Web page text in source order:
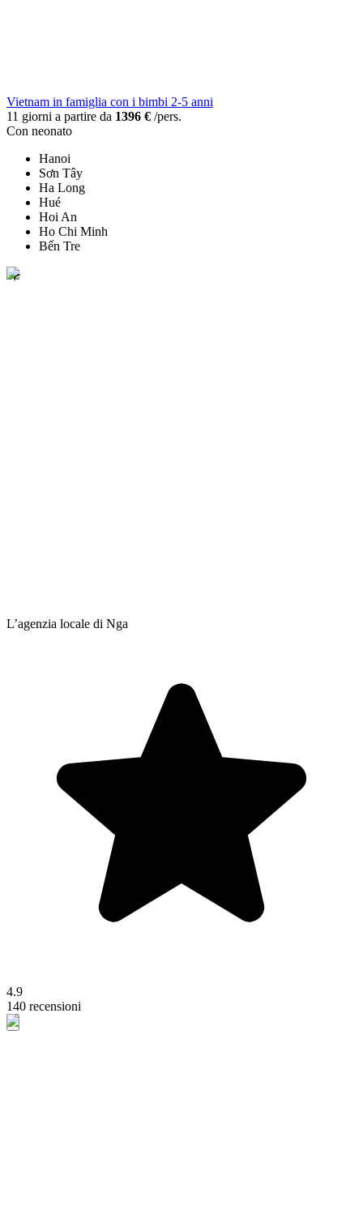
Vietnam in famiglia con i bimbi 2-5 anni
11 giorni a partire da 1396 € /pers.
Con neonato
Hanoi
Sơn Tây
Ha Long
Hué
Hoi An
Ho Chi Minh
Bến Tre
L’agenzia locale di Nga
4.9
140 recensioni